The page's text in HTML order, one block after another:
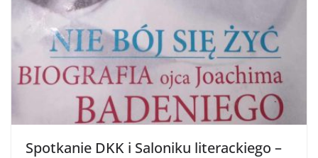
Spotkanie DKK i Saloniku literackiego –